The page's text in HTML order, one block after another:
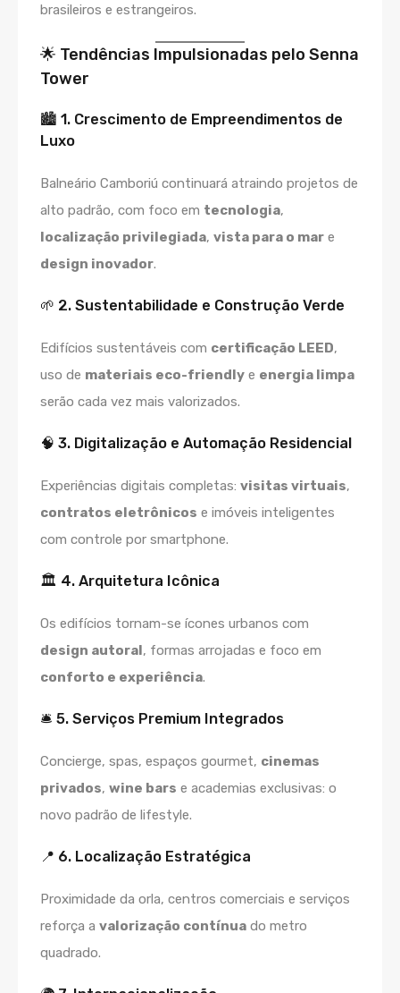
brasileiros e estrangeiros.
🌟 Tendências Impulsionadas pelo Senna
Tower
🏙️ 1. Crescimento de Empreendimentos de
Luxo
Balneário Camboriú continuará atraindo projetos de
alto padrão, com foco em tecnologia,
localização privilegiada, vista para o mar e
design inovador.
🌱 2. Sustentabilidade e Construção Verde
Edifícios sustentáveis com certificação LEED,
uso de materiais eco-friendly e energia limpa
serão cada vez mais valorizados.
🧠 3. Digitalização e Automação Residencial
Experiências digitais completas: visitas virtuais,
contratos eletrônicos e imóveis inteligentes
com controle por smartphone.
🏛️ 4. Arquitetura Icônica
Os edifícios tornam-se ícones urbanos com
design autoral, formas arrojadas e foco em
conforto e experiência.
🛎️ 5. Serviços Premium Integrados
Concierge, spas, espaços gourmet, cinemas
privados, wine bars e academias exclusivas: o
novo padrão de lifestyle.
📍 6. Localização Estratégica
Proximidade da orla, centros comerciais e serviços
reforça a valorização contínua do metro
quadrado.